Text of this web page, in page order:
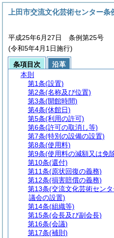
上田市交流文化芸術センター条
平成25年6月27日 条例第25号
(令和5年4月1日施行)
条項目次
沿革
本則
第1条(設置)
第2条(名称及び位置)
第3条(開館時間)
第4条(休館日)
第5条(利用の許可)
第6条(許可の取消し等)
第7条(特別の設備の設置)
第8条(使用料)
第9条(使用料の減額又は免
第10条(還付)
第11条(原状回復の義務)
第12条(損害賠償の義務)
第13条(交流文化芸術セン
議会の設置)
第14条(組織等)
第15条(会長及び副会長)
第16条(会議)
第17条(補則)